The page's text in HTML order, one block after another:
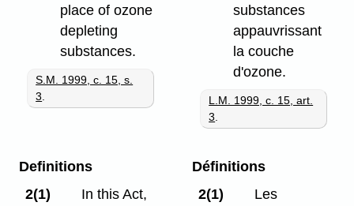
place of ozone
depleting
substances.
S.M. 1999, c. 15, s.
3
substances
appauvrissant
la couche
d'ozone.
L.M. 1999, c. 15, art.
3
Definitions
2(1)
In this Act,
Définitions
2(1)
Les